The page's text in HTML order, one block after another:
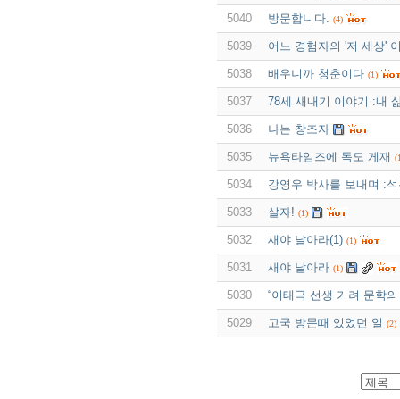
5040 방문합니다. (4)
5039 어느 경험자의 '저 세상'
5038 배우니까 청춘이다 (1)
5037 78세 새내기 이야기 :내
5036 나는 창조자
5035 뉴욕타임즈에 독도 게재
5034 강영우 박사를 보내며 :
5033 살자! (1)
5032 새야 날아라(1) (1)
5031 새야 날아라 (1)
5030 “이태극 선생 기려 문학
5029 고국 방문때 있었던 일 (2)